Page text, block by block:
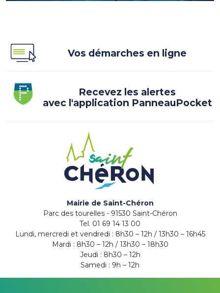
Vos démarches en ligne
Recevez les alertes
avec l'application PanneauPocket
Mairie de Saint-Chéron
Parc des tourelles - 91530 Saint-Chéron
Tel. 01 69 14 13 00
Lundi, mercredi et vendredi : 8h30 – 12h / 13h30 – 16h45
Mardi : 8h30 – 12h / 13h30 – 18h30
Jeudi : 8h30 – 12h
Samedi : 9h – 12h